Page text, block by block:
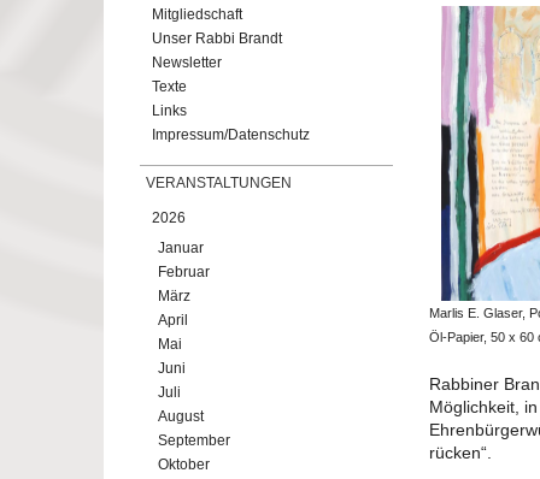
Mitgliedschaft
Unser Rabbi Brandt
Newsletter
Texte
Links
Impressum/Datenschutz
VERANSTALTUNGEN
2026
Januar
Februar
März
April
Mai
Juni
Juli
August
September
Oktober
Marlis E. Glaser,
Öl-Papier, 50 x 60
Rabbiner
Möglichkeit,
rücken“.